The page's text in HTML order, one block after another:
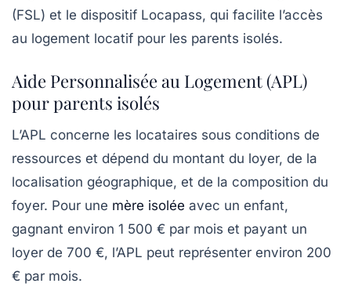
(FSL) et le dispositif Locapass, qui facilite l’accès
au logement locatif pour les parents isolés.
Aide Personnalisée au Logement (APL)
pour parents isolés
L’APL concerne les locataires sous conditions de
ressources et dépend du montant du loyer, de la
localisation géographique, et de la composition du
foyer. Pour une mère isolée avec un enfant,
gagnant environ 1 500 € par mois et payant un
loyer de 700 €, l’APL peut représenter environ 200
€ par mois.